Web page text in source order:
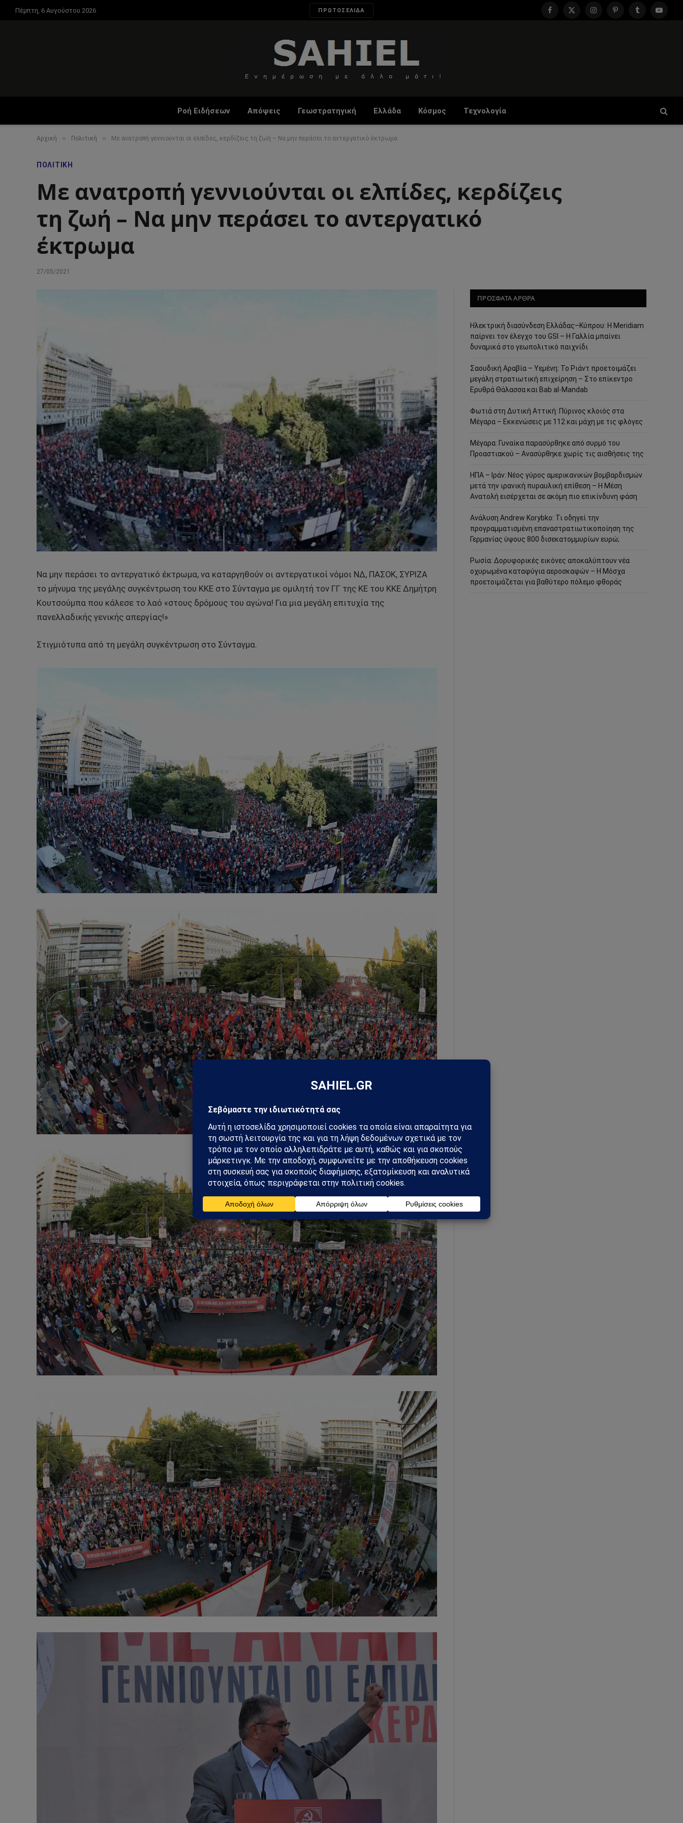
Πέμπτη, 6 Αυγούστου 2026 ΠΡΩΤΟΣΕΛΙΔΑ
Facebook
X
InstagramPinterestTumblr
Ροή Ειδήσεων Απόψεις Γεωστρατηγική Ελλάδα Κόσμος Τεχνολογία
Αρχική » Πολιτική » Με ανατροπή γεννιούνται οι ελπίδες, κερδίζεις τη ζωή – Να μην περάσει το αντεργατικό έκτρωμα
ΠΟΛΙΤΙΚΉ
Με ανατροπή γεννιούνται οι ελπίδες, κερδίζεις
τη ζωή – Να μην περάσει το αντεργατικό
έκτρωμα
27/05/2021
Να μην περάσει το αντεργατικό έκτρωμα, να καταργηθούν οι αντεργατικοί νόμοι ΝΔ, ΠΑΣΟΚ, ΣΥΡΙΖΑ
το μήνυμα της μεγάλης συγκέντρωση του ΚΚΕ στο Σύνταγμα με ομιλητή τον ΓΓ της ΚΕ του ΚΚΕ Δημήτρη
Κουτσούμπα που κάλεσε το λαό «στους δρόμους του αγώνα! Για μια μεγάλη επιτυχία της
πανελλαδικής γενικής απεργίας!»
Στιγμιότυπα από τη μεγάλη συγκέντρωση στο Σύνταγμα.
ΠΡΟΣΦΑΤΑ ΑΡΘΡΑ
Ηλεκτρική διασύνδεση Ελλάδας–Κύπρου: Η Meridiam
παίρνει τον έλεγχο του GSI – Η Γαλλία μπαίνει
δυναμικά στο γεωπολιτικό παιχνίδι
Σαουδική Αραβία – Υεμένη: Το Ριάντ προετοιμάζει
μεγάλη στρατιωτική επιχείρηση – Στο επίκεντρο
Ερυθρά Θάλασσα και Bab al-Mandab
Φωτιά στη Δυτική Αττική: Πύρινος κλοιός στα
Μέγαρα – Εκκενώσεις με 112 και μάχη με τις φλόγες
Μέγαρα: Γυναίκα παρασύρθηκε από συρμό του
Προαστιακού – Ανασύρθηκε χωρίς τις αισθήσεις της
ΗΠΑ – Ιράν: Νέος γύρος αμερικανικών βομβαρδισμών
μετά την ιρανική πυραυλική επίθεση – Η Μέση
Ανατολή εισέρχεται σε ακόμη πιο επικίνδυνη φάση
Ανάλυση Andrew Korybko: Τι οδηγεί την
προγραμματισμένη επαναστρατιωτικοποίηση της
Γερμανίας ύψους 800 δισεκατομμυρίων ευρώ;
Ρωσία: Δορυφορικές εικόνες αποκαλύπτουν νέα
οχυρωμένα καταφύγια αεροσκαφών – Η Μόσχα
προετοιμάζεται για βαθύτερο πόλεμο φθοράς